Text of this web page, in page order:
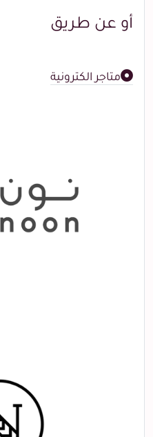
أو عن طريق
متاجر الكترونية